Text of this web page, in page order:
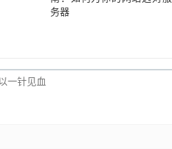
务器